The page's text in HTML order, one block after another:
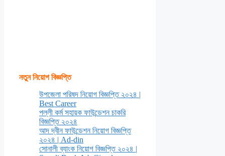
নতুন নিয়োগ বিজ্ঞপ্তি
উপজেলা পরিষদ নিয়োগ বিজ্ঞপ্তি ২০২৪ |
Best Career
পল্লী কর্ম সহায়ক ফাউন্ডেশন চাকরি
বিজ্ঞপ্তি ২০২৪
আদ দ্বীন ফাউন্ডেশন নিয়োগ বিজ্ঞপ্তি
২০২৪ | Ad-din
সোনালী ব্যাংক নিয়োগ বিজ্ঞপ্তি ২০২৪ |